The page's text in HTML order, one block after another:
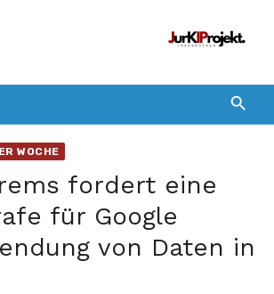
WOCHE
fordert eine
für Google
von Daten in